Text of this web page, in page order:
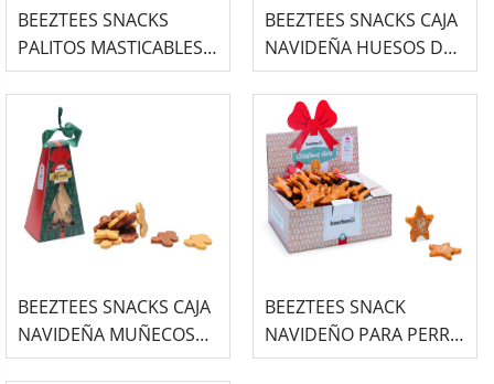
BEEZTEES SNACKS
PALITOS MASTICABLES
NAVIDEÑOS CON POLLO
PARA PERRO
BEEZTEES SNACKS CAJA
NAVIDEÑA HUESOS DE
FIESTAS 150GR
BEEZTEES SNACKS CAJA
NAVIDEÑA MUÑECOS
DE JENGIBRE 150GR
BEEZTEES SNACK
NAVIDEÑO PARA PERRO
CON FORMA DE